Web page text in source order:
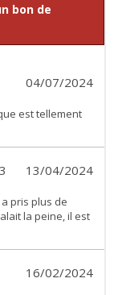
bon de
04/07/2024
est tellement
13/04/2024
pris plus de
la peine, il est
16/02/2024